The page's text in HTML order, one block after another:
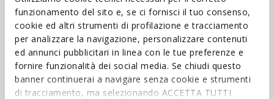
funzionamento del sito e, se ci fornisci il tuo consenso,
cookie ed altri strumenti di profilazione e tracciamento
per analizzare la navigazione, personalizzare contenuti
ed annunci pubblicitari in linea con le tue preferenze e
fornire funzionalità dei social media. Se chiudi questo
banner continuerai a navigare senza cookie e strumenti
di tracciamento, ma selezionando ACCETTA TUTTI